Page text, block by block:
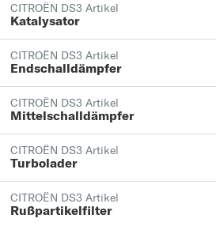
CITROËN DS3 Artikel
Katalysator
CITROËN DS3 Artikel
Endschalldämpfer
CITROËN DS3 Artikel
Mittelschalldämpfer
CITROËN DS3 Artikel
Turbolader
CITROËN DS3 Artikel
Rußpartikelfilter